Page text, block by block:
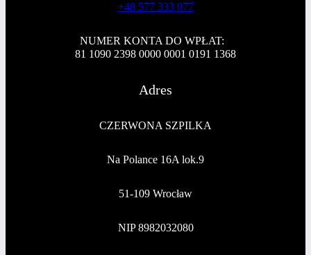
+48 577 333 077
NUMER KONTA DO WPŁAT:
81 1090 2398 0000 0001 0191 1368
Adres
CZERWONA SZPILKA
Na Polance 16A lok.9
51-109 Wrocław
NIP 8982032080